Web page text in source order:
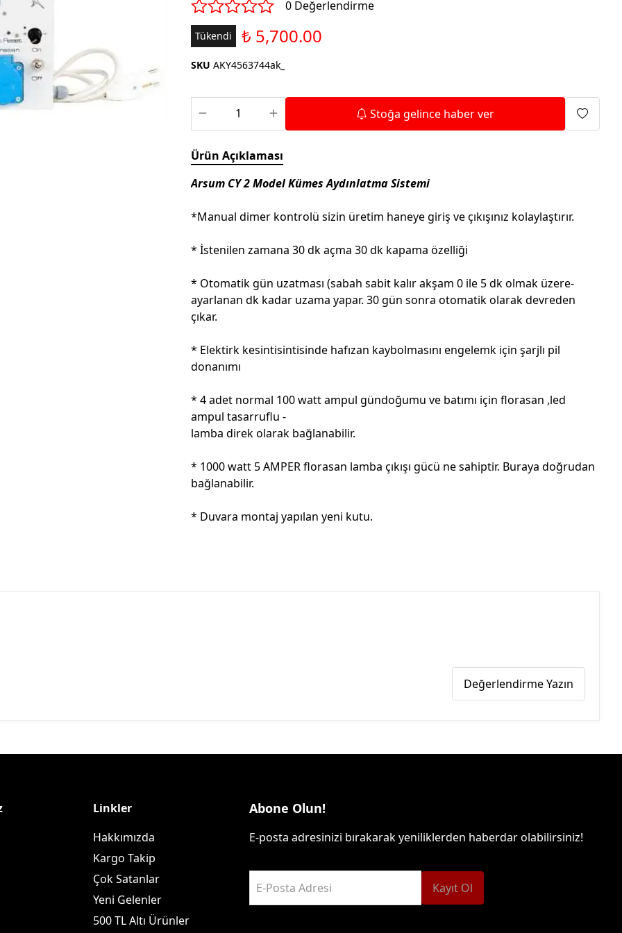
Saka ve Doğa Kuşu
Güvercin Yemleri
Kumlar
Mamalar
Krakerler
Aparatları
Kuş Renk Boyaları
Isıtma Makineleri
0 Değerlendirme
Tükendi ₺ 5,700.00
SKU AKY4563744ak_
Stoğa gelince haber ver
Ürün Açıklaması
Arsum CY 2 Model Kümes Aydınlatma Sistemi
*Manual dimer kontrolü sizin üretim haneye giriş ve çıkışınız kolaylaştırır.
* İstenilen zamana 30 dk açma 30 dk kapama özelliği
* Otomatik gün uzatması (sabah sabit kalır akşam 0 ile 5 dk olmak üzere-
ayarlanan dk kadar uzama yapar. 30 gün sonra otomatik olarak devreden
çıkar.
* Elektirk kesintisintisinde hafızan kaybolmasını engelemk için şarjlı pil
donanımı
* 4 adet normal 100 watt ampul gündoğumu ve batımı için florasan ,led
ampul tasarruflu -
lamba direk olarak bağlanabilir.
* 1000 watt 5 AMPER florasan lamba çıkışı gücü ne sahiptir. Buraya doğrudan
bağlanabilir.
* Duvara montaj yapılan yeni kutu.
Değerlendirme Yazın
Linkler
Hakkımızda
Kargo Takip
Çok Satanlar
Yeni Gelenler
500 TL Altı Ürünler
Abone Olun!
E-posta adresinizi bırakarak yeniliklerden haberdar olabilirsiniz!
E-Posta Adresi Kayıt Ol